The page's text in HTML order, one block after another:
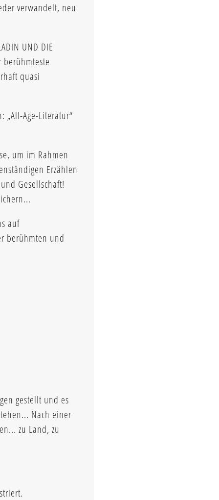
verwandelt, neu
UND DIE
berühmteste
quasi
„All-Age-Literatur“
um im Rahmen
Erzählen
Gesellschaft!
auf
berühmten und
gestellt und es
Nach einer
zu Land, zu